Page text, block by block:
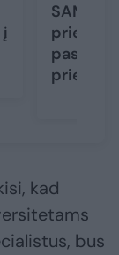
į
SAM
kad
bus